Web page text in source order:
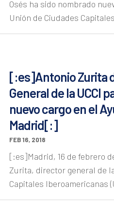
Osés ha sido nombrado
Unión de Ciudades
[:es]Antonio Zurita
General de la UCCI
nuevo cargo en el
Madrid[:]
FEB 16, 2018
[:es]Madrid, 16 de febrero
Zurita, director general de
Capitales Iberoamericanas